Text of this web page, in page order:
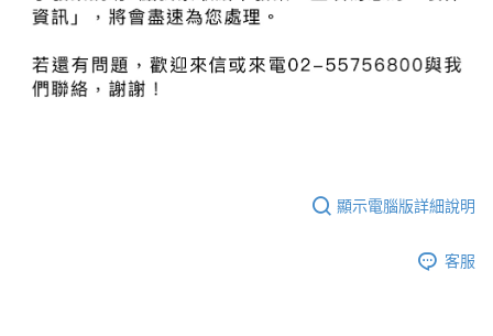
顯示電腦版詳細說明
客服